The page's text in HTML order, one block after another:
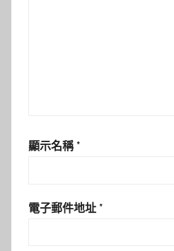
顯示名稱 *
電子郵件地址 *